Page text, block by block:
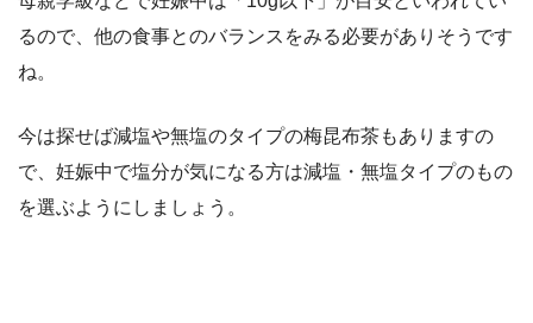
るので、他の食事とのバランスをみる必要がありそうです
ね。
今は探せば減塩や無塩のタイプの梅昆布茶もありますの
で、妊娠中で塩分が気になる方は減塩・無塩タイプのもの
を選ぶようにしましょう。